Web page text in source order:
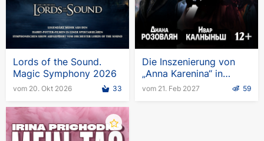
Lords of the Sound.
Magic Symphony 2026
vom 20. Okt 2026 33
Die Inszenierung von
„Anna Karenina“ in
Deutschland
vom 21. Feb 2027 59